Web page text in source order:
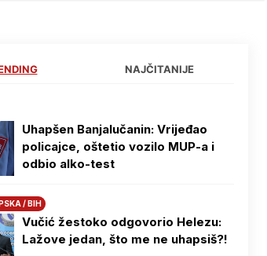
NAJČITANIJE
Uhapšen Banjalučanin: Vrijeđao
policajce, oštetio vozilo MUP-a i
odbio alko-test
/ BIH
Vučić žestoko odgovorio Helezu:
Lažove jedan, što me ne uhapsiš?!